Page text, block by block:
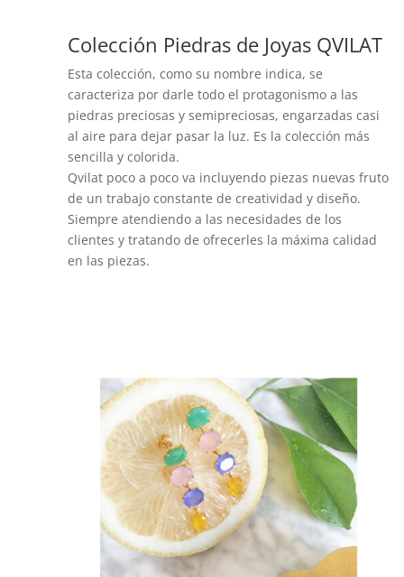
Colección Piedras de Joyas QVILAT
Esta colección, como su nombre indica, se
caracteriza por darle todo el protagonismo a las
piedras preciosas y semipreciosas, engarzadas casi
al aire para dejar pasar la luz. Es la colección más
sencilla y colorida.
Qvilat poco a poco va incluyendo piezas nuevas fruto
de un trabajo constante de creatividad y diseño.
Siempre atendiendo a las necesidades de los
clientes y tratando de ofrecerles la máxima calidad
en las piezas.